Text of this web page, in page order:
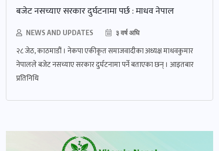
बजेट नसच्याए सरकार दुर्घटनामा पर्छ : माधव नेपाल
NEWS AND UPDATES ३ वर्ष अघि
२८ जेठ, काठमाडौं । नेकपा एकीकृत समाजवादीका अध्यक्ष माधवकुमार
नेपालले बजेट नसच्याए सरकार दुर्घटनामा पर्ने बताएका छन् । आइतबार
प्रतिनिधि